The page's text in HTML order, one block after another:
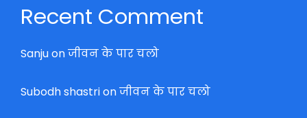
Recent Comment
Sanjuonजीवन के पार चलो
Subodh shastrionजीवन के पार चलो